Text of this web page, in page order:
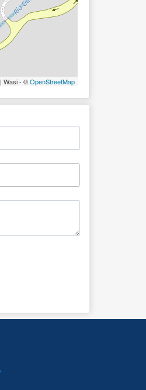
| Wasi - ©OpenStreetMap